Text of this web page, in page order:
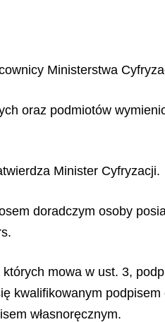
Ministerstwa
oraz podmiotów
Minister Cyfryzacji.
doradczym osoby
mowa w ust. 3,
kwalifikowanym
własnoręcznym.